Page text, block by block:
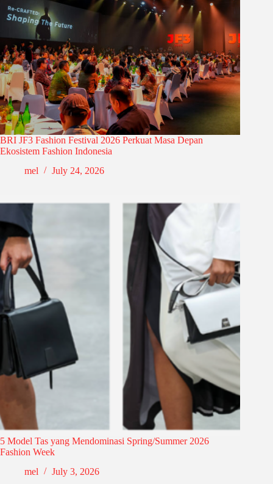
BRI JF3 Fashion Festival 2026 Perkuat Masa Depan
Ekosistem Fashion Indonesia
mel
July 24, 2026
5 Model Tas yang Mendominasi Spring/Summer 2026
Fashion Week
mel
July 3, 2026